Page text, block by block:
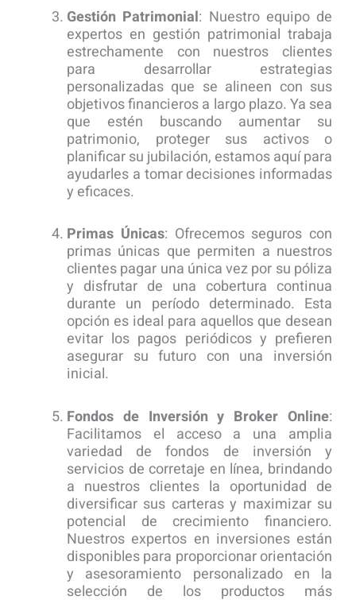
Gestión Patrimonial: Nuestro equipo de
expertos en gestión patrimonial trabaja
estrechamente con nuestros clientes
para desarrollar estrategias
personalizadas que se alineen con sus
objetivos financieros a largo plazo. Ya sea
que estén buscando aumentar su
patrimonio, proteger sus activos o
planificar su jubilación, estamos aquí para
ayudarles a tomar decisiones informadas
y eficaces.
Primas Únicas: Ofrecemos seguros con
primas únicas que permiten a nuestros
clientes pagar una única vez por su póliza
y disfrutar de una cobertura continua
durante un período determinado. Esta
opción es ideal para aquellos que desean
evitar los pagos periódicos y prefieren
asegurar su futuro con una inversión
inicial.
Fondos de Inversión y Broker Online:
Facilitamos el acceso a una amplia
variedad de fondos de inversión y
servicios de corretaje en línea, brindando
a nuestros clientes la oportunidad de
diversificar sus carteras y maximizar su
potencial de crecimiento financiero.
Nuestros expertos en inversiones están
disponibles para proporcionar orientación
y asesoramiento personalizado en la
selección de los productos más